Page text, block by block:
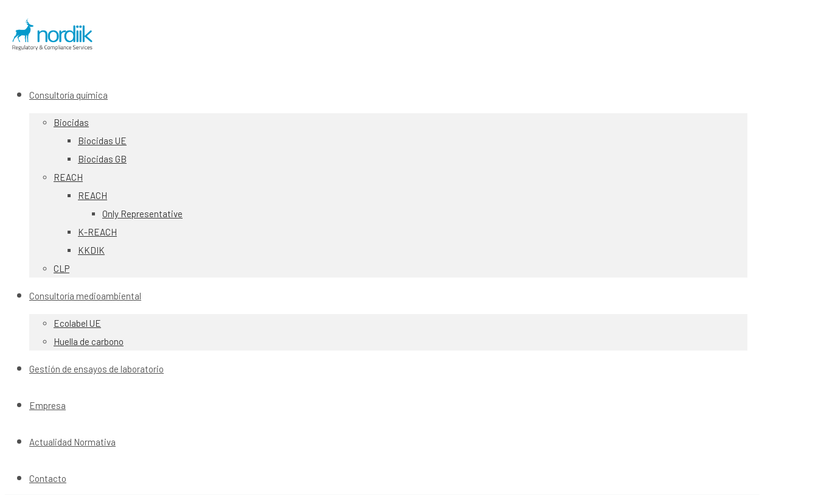
Consultoría química
Biocidas
Biocidas UE
Biocidas GB
REACH
REACH
Only Representative
K-REACH
KKDIK
CLP
Consultoría medioambiental
Ecolabel UE
Huella de carbono
Gestión de ensayos de laboratorio
Empresa
Actualidad Normativa
Contacto